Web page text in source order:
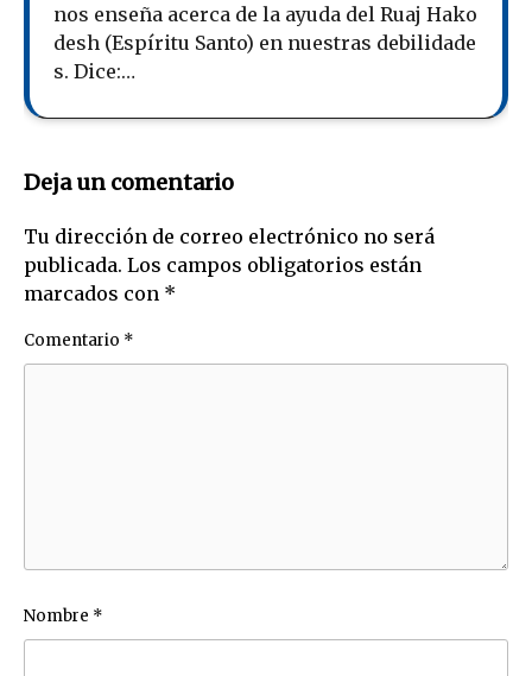
nos enseña acerca de la ayuda del Ruaj Hako
desh (Espíritu Santo) en nuestras debilidade
s. Dice:…
Deja un comentario
Tu dirección de correo electrónico no será
publicada. Los campos obligatorios están
marcados con *
Comentario *
Nombre *